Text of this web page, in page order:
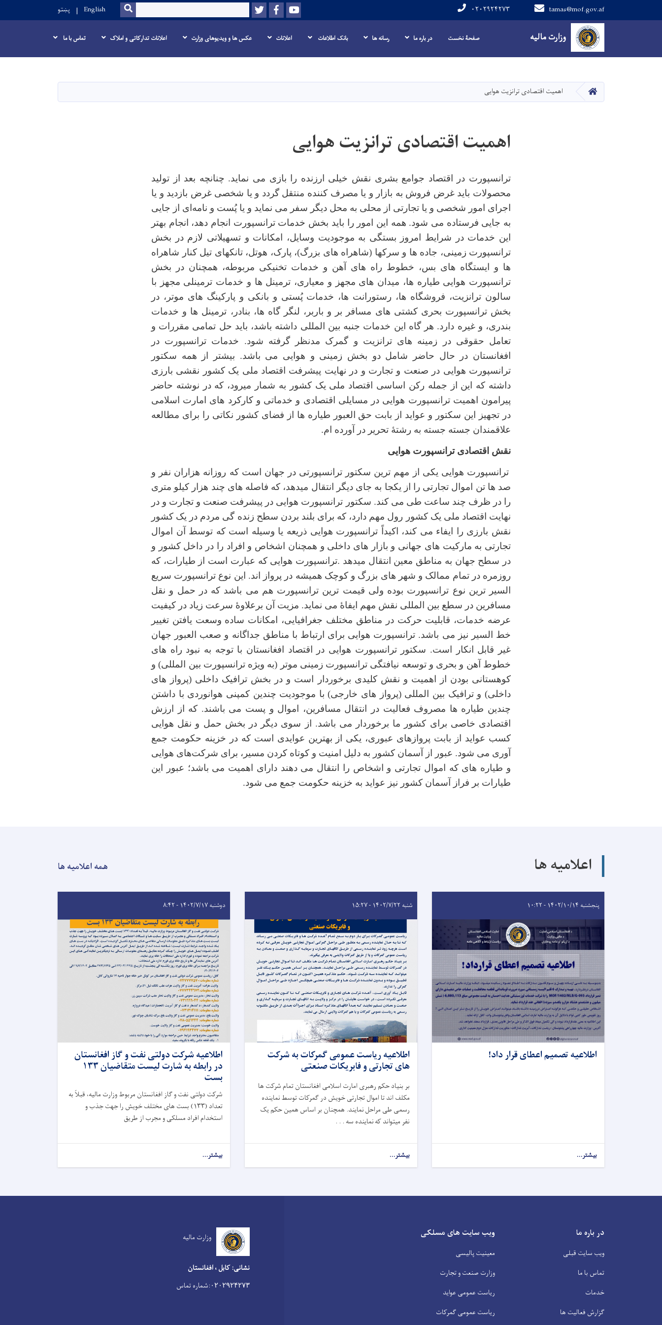
content
وزارت مالیه
tamas@mof.gov.af ۰۲۰۲۹۲۴۲۷۳ Youtube
Facebook
Twitter
Search
SEARCH
English پښتو
Main navigation
صفحۀ نخست در باره ما رسانه ها بانک اطلاعات اعلانات عکس ها و ویدیوهای وزارت اعلانات تدارکاتی و املاک تماس با ما
صفحه اصلیاهمیت اقتصادی ترانزیت هوایی
اهمیت اقتصادی ترانزیت هوایی
ترانسپورت در اقتصاد جوامع بشری نقش خیلی ارزنده را بازی می نماید. چنانچه بعد از تولید
محصولات باید غرض فروش به بازار و یا مصرف کننده منتقل گردد و یا شخصی غرض بازدید و یا
اجرای امور شخصی و یا تجارتی از محلی به محل دیگر سفر می نماید و یا پُست و نامه‌ای از جایی
به جایی فرستاده می شود. همه این امور را باید بخش خدمات ترانسپورت انجام دهد، انجام بهتر
این خدمات در شرایط امروز بستگی به موجودیت وسایل، امکانات و تسهیلاتی لازم در بخش
ترانسپورت زمینی، جاده ها و سرکها (شاهراه های بزرگ)، پارک، هوتل، تانکهای تیل کنار شاهراه
ها و ایستگاه های بس، خطوط راه های آهن و خدمات تخنیکی مربوطه، همچنان در بخش
ترانسپورت هوایی طیاره ها، میدان های مجهز و معیاری، ترمینل ها و خدمات ترمینلی مجهز با
سالون ترانزیت، فروشگاه ها، رستورانت ها، خدمات پُستی و بانکی و پارکینگ های موتر، در
بخش ترانسپورت بحری کشتی های مسافر بر و باربر، لنگر گاه ها، بنادر، ترمینل ها و خدمات
بندری، و غیره دارد. هر گاه این خدمات جنبه بین المللی داشته باشد، باید حل تمامی مقررات و
تعامل حقوقی در زمینه های ترانزیت و گمرک مدنظر گرفته شود. خدمات ترانسپورت در
افغانستان در حال حاضر شامل دو بخش زمینی و هوایی می باشد. بيشتر از همه سکتور
ترانسپورت هوایی در صنعت و تجارت و در نهایت پيشرفت اقتصاد ملی يک کشور نقشی بارزی
داشته که اين از جمله رکن اساسی اقتصاد ملی يک کشور به شمار میرود، که در نوشته حاضر
پیرامون اهمیت ترانسپورت هوایی در مسایلی اقتصادی و خدماتی و کارکرد های امارت اسلامی
در تجهیز این سکتور و عواید از بابت حق العبور طیاره ها از فضای کشور نکاتی را برای مطالعه
علاقمندان جسته جسته به رشتۀ تحریر در آورده ام.
نقش اقتصادی ترانسپورت هوایی
ترانسپورت هوایی یکی از مهم ترین سکتور ترانسپورتی در جهان است که روزانه هزاران نفر و
صد ها تن اموال تجارتی را از یکجا به جای دیگر انتقال میدهد، که فاصله های چند هزار کیلو متری
را در ظرف چند ساعت طی می کند. سکتور ترانسپورت هوایی در پيشرفت صنعت و تجارت و در
نهایت اقتصاد ملی يک کشور رول مهم دارد، که برای بلند بردن سطح زنده گی مردم در يک کشور
نقش بارزی را ایفاء می کند، اکیداً ترانسپورت هوایی ذريعه يا وسيله است که توسط آن اموال
تجارتی به مارکیت های جهانی و بازار های داخلی و همچنان اشخاص و افراد را در داخل کشور و
در سطح جهان به مناطق معين انتقال ميدهد .ترانسپورت هوایی که عبارت است از طيارات، که
روزمره در تمام ممالک و شهر های بزرگ و کوچک همیشه در پرواز اند. اين نوع ترانسپورت سريع
السير ترين نوع ترانسپورت بوده ولی قيمت ترين ترانسپورت هم می باشد که در حمل و نقل
مسافرين در سطع بين المللی نقش مهم ايفاۀ می نمايد. مزيت آن برعلاوۀ سرعت زياد در کيفيت
عرضه خدمات، قابليت حرکت در مناطق مختلف جغرافیایی، امکانات ساده وسعت يافتن تغيیر
خط السير نیز می باشد. ترانسپورت هوایی برای ارتباط با مناطق جداگانه و صعب العبور جهان
غير قابل انکار است. سکتور ترانسپورت هوایی در اقتصاد افغانستان با توجه به نبود راه های
خطوط آهن و بحری و توسعه نیافتگی ترانسپورت زمینی موتر (به ویژه ترانسپورت بین المللی) و
کوهستانی بودن از اهمیت و نقش کلیدی برخوردار است و در بخش ترافیک داخلی (پرواز های
داخلی) و ترافیک بین المللی (پرواز های خارجی) با موجودیت چندین کمپنی هوانوردی با داشتن
چندین طیاره ها مصروف فعالیت در انتقال مسافرین، اموال و پست می باشند. که از ارزش
اقتصادی خاصی برای کشور ما برخوردار می باشد. از سوی دیگر در بخش حمل و نقل هوایی
کسب عواید از بابت پروازهای عبوری، یکی از بهترین عوایدی است که در خزینه حکومت جمع
آوری می شود. عبور از آسمان کشور به دلیل امنیت و کوتاه کردن مسیر، برای شرکت‌های هوایی
و طیاره های که اموال تجارتی و اشخاص را انتقال می دهند دارای اهمیت می باشد؛ عبور این
طیارات بر فراز آسمان کشور نیز عواید به خزینه حکومت جمع می شود.
اعلامیه ها همه اعلامیه ها
پنجشنبه ۱۴۰۲/۱۰/۱۴ - ۱۰:۲۲
اطلاعیه تصمیم اعطای قرار داد!
بیشتر...
شنبه ۱۴۰۲/۷/۲۲ - ۱۵:۲۷
اطلاعیه ریاست عمومی گمرکات به شرکت
های تجارتی و فابریکات صنعتی
بر بنیاد حکم رهبری امارت اسلامی افغانستان تمام شرکت ها
مکلف اند تا اموال تجارتی خویش در گمرکات توسط نماینده
رسمی طی مراحل نمایند. همچنان بر اساس همین حکم یک
نفر میتواند که نماینده سه . . .
بیشتر...
دوشنبه ۱۴۰۲/۷/۱۷ - ۸:۴۲
اطلاعیه شرکت دولتی نفت و گاز افغانستان
در رابطه به شارت لیست متقاضیان ۱۳۳
بست
شرکت دولتی نفت و گاز افغانستان مربوط وزارت مالیه، قبلاً به
تعداد (۱۳۳) بست های مختلف خویش را جهت جذب و
استخدام افراد مسلکی و مجرب از طریق
بیشتر...
در باره ما
ویب سایت قبلی
تماس با ما
خدمات
گزارش فعالیت ها
ویب سایت های مسلکی
معینیت پالیسی
وزارت صنعت و تجارت
ریاست عمومی عواید
ریاست عمومی گمرکات
وزارت مالیه
نشانی: کابل ، افغانستان
۰۲۰۲۹۲۴۲۷۳ :شماره تماس